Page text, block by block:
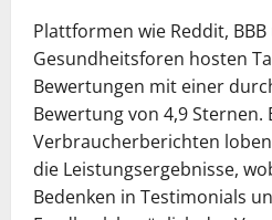
Plattformen wie Reddit,
Gesundheitsforen hosten
Bewertungen mit einer
Bewertung von 4,9 Sternen.
Verbraucherberichten
die Leistungsergebnisse,
Bedenken in Testimonials